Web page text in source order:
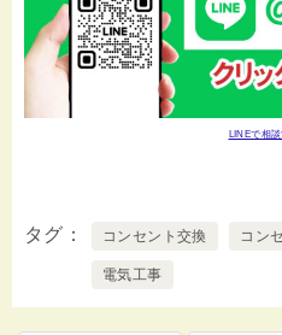
LINEで相
タグ コンセント交換 コン
電気工事